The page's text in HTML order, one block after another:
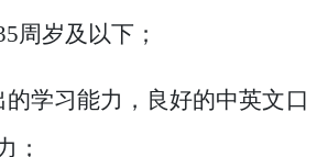
周岁及以下；
的学习能力，良好的中英文口
；